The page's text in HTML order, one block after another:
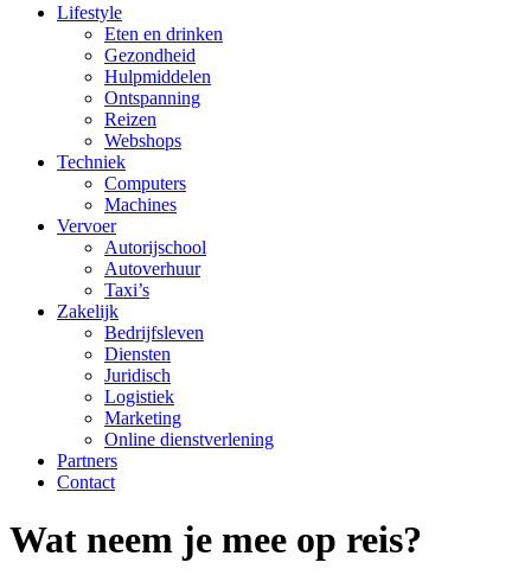
Lifestyle
Eten en drinken
Gezondheid
Hulpmiddelen
Ontspanning
Reizen
Webshops
Techniek
Computers
Machines
Vervoer
Autorijschool
Autoverhuur
Taxi’s
Zakelijk
Bedrijfsleven
Diensten
Juridisch
Logistiek
Marketing
Online dienstverlening
Partners
Contact
Wat neem je mee op reis?